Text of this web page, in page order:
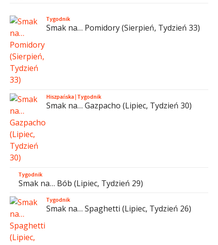
Tygodnik
Smak na… Pomidory (Sierpień, Tydzień 33)
Hiszpańska|Tygodnik
Smak na… Gazpacho (Lipiec, Tydzień 30)
Tygodnik
Smak na… Bób (Lipiec, Tydzień 29)
Tygodnik
Smak na… Spaghetti (Lipiec, Tydzień 26)